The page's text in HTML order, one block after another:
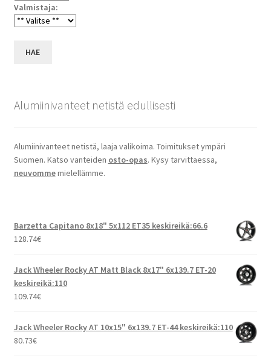
Valmistaja:
HAE
Alumiinivanteet netistä edullisesti
Alumiinivanteet netistä, laaja valikoima. Toimitukset ympäri
Suomen. Katso vanteiden osto-opas. Kysy tarvittaessa,
neuvommemielellämme.
Barzetta Capitano 8x18" 5x112 ET35 keskireikä:66.6
128.74€
Jack Wheeler Rocky AT Matt Black 8x17" 6x139.7 ET-20
keskireikä:110
109.74€
Jack Wheeler Rocky AT 10x15" 6x139.7 ET-44 keskireikä:110
80.73€